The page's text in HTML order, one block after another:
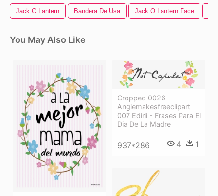
Jack O Lantern Bandera De Usa Jack O Lantern Face
You May Also Like
Cropped 0026
Angiemakesfreeclipart
007 Edirii - Frases Para El
Dia De La Madre
937*286 4 1